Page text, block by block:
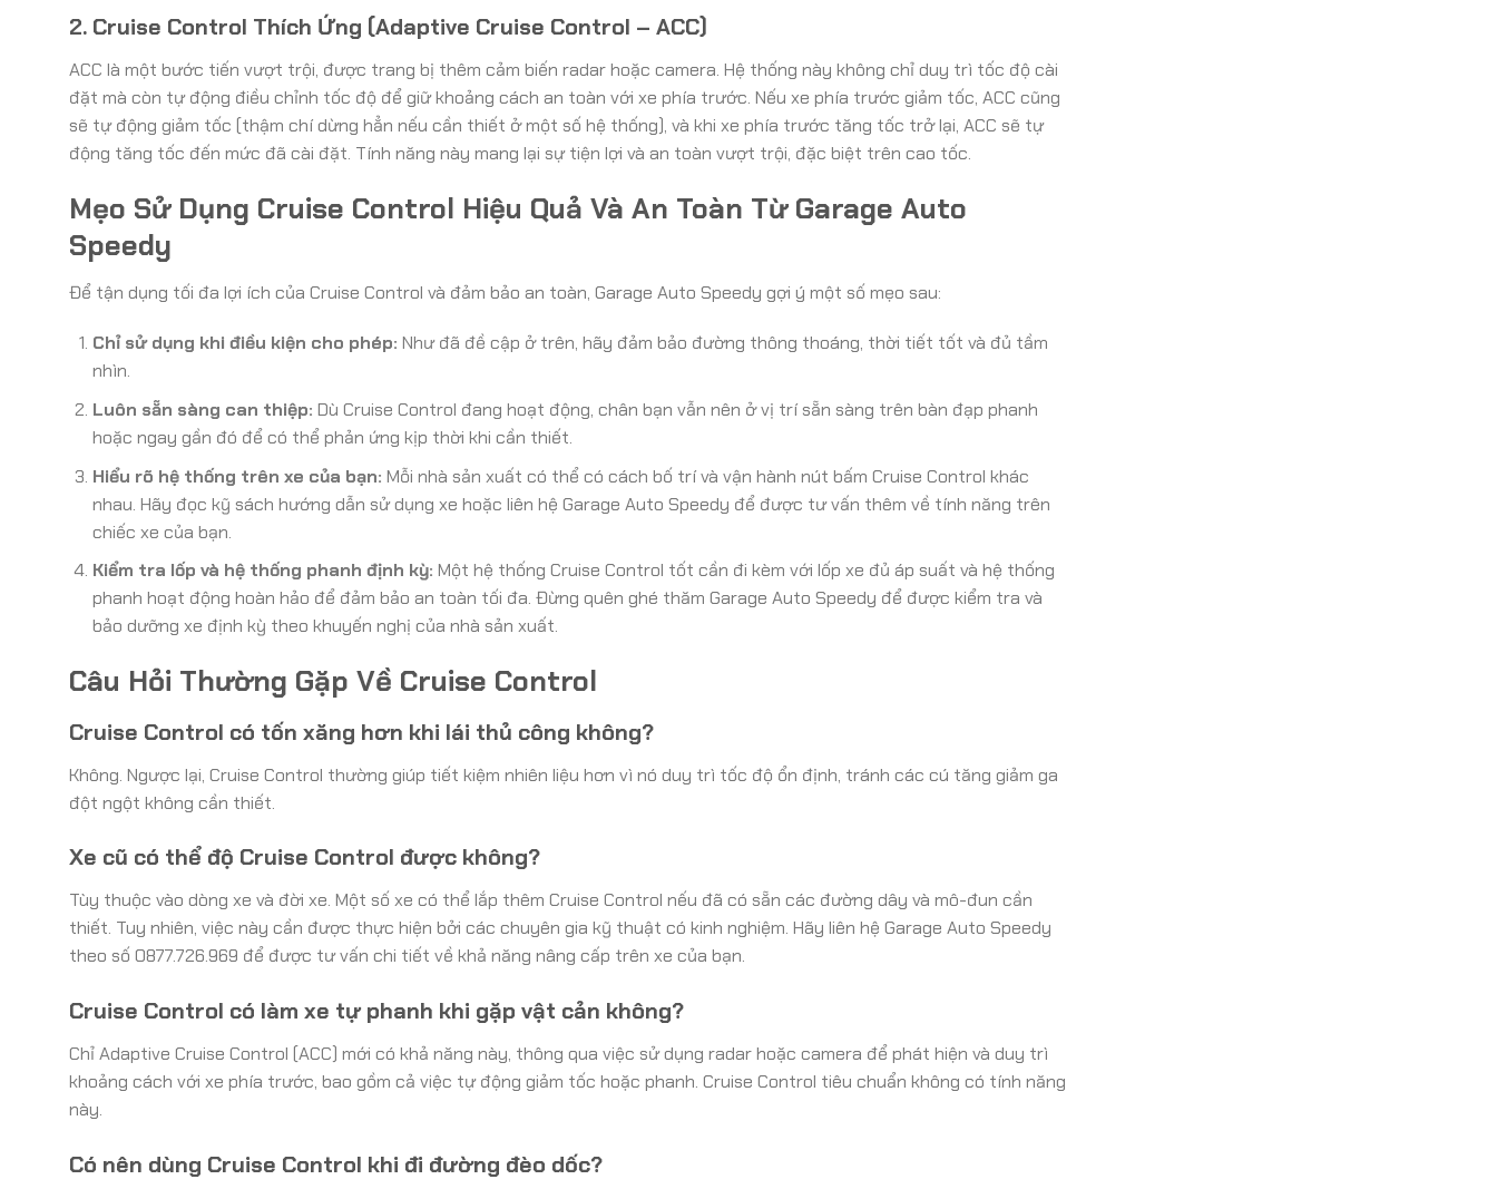
2. Cruise Control Thích Ứng (Adaptive Cruise Control – ACC)
ACC là một bước tiến vượt trội, được trang bị thêm cảm biến radar hoặc camera. Hệ thống này không chỉ duy trì tốc độ cài
đặt mà còn tự động điều chỉnh tốc độ để giữ khoảng cách an toàn với xe phía trước. Nếu xe phía trước giảm tốc, ACC cũng
sẽ tự động giảm tốc (thậm chí dừng hẳn nếu cần thiết ở một số hệ thống), và khi xe phía trước tăng tốc trở lại, ACC sẽ tự
động tăng tốc đến mức đã cài đặt. Tính năng này mang lại sự tiện lợi và an toàn vượt trội, đặc biệt trên cao tốc.
Mẹo Sử Dụng Cruise Control Hiệu Quả Và An Toàn Từ Garage Auto
Speedy
Để tận dụng tối đa lợi ích của Cruise Control và đảm bảo an toàn, Garage Auto Speedy gợi ý một số mẹo sau:
Chỉ sử dụng khi điều kiện cho phép: Như đã đề cập ở trên, hãy đảm bảo đường thông thoáng, thời tiết tốt và đủ tầm
nhìn.
Luôn sẵn sàng can thiệp: Dù Cruise Control đang hoạt động, chân bạn vẫn nên ở vị trí sẵn sàng trên bàn đạp phanh
hoặc ngay gần đó để có thể phản ứng kịp thời khi cần thiết.
Hiểu rõ hệ thống trên xe của bạn: Mỗi nhà sản xuất có thể có cách bố trí và vận hành nút bấm Cruise Control khác
nhau. Hãy đọc kỹ sách hướng dẫn sử dụng xe hoặc liên hệ Garage Auto Speedy để được tư vấn thêm về tính năng trên
chiếc xe của bạn.
Kiểm tra lốp và hệ thống phanh định kỳ: Một hệ thống Cruise Control tốt cần đi kèm với lốp xe đủ áp suất và hệ thống
phanh hoạt động hoàn hảo để đảm bảo an toàn tối đa. Đừng quên ghé thăm Garage Auto Speedy để được kiểm tra và
bảo dưỡng xe định kỳ theo khuyến nghị của nhà sản xuất.
Câu Hỏi Thường Gặp Về Cruise Control
Cruise Control có tốn xăng hơn khi lái thủ công không?
Không. Ngược lại, Cruise Control thường giúp tiết kiệm nhiên liệu hơn vì nó duy trì tốc độ ổn định, tránh các cú tăng giảm ga
đột ngột không cần thiết.
Xe cũ có thể độ Cruise Control được không?
Tùy thuộc vào dòng xe và đời xe. Một số xe có thể lắp thêm Cruise Control nếu đã có sẵn các đường dây và mô-đun cần
thiết. Tuy nhiên, việc này cần được thực hiện bởi các chuyên gia kỹ thuật có kinh nghiệm. Hãy liên hệ Garage Auto Speedy
theo số 0877.726.969 để được tư vấn chi tiết về khả năng nâng cấp trên xe của bạn.
Cruise Control có làm xe tự phanh khi gặp vật cản không?
Chỉ Adaptive Cruise Control (ACC) mới có khả năng này, thông qua việc sử dụng radar hoặc camera để phát hiện và duy trì
khoảng cách với xe phía trước, bao gồm cả việc tự động giảm tốc hoặc phanh. Cruise Control tiêu chuẩn không có tính năng
này.
Có nên dùng Cruise Control khi đi đường đèo dốc?